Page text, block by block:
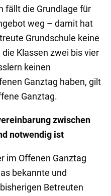
fällt die Grundlage für
weg – damit hat
Grundschule keine
Klassen zwei bis vier
keinen
Ganztag haben, gilt
Ganztag.
zwischen
notwendig ist
im Offenen Ganztag
bekannte und
Betreuten